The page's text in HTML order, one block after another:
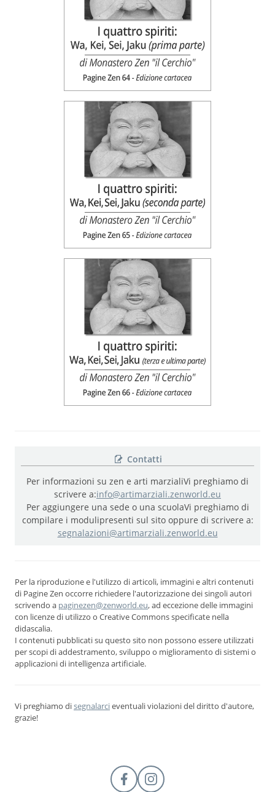
Contatti
Per informazioni su zen e arti marzialiVi preghiamo di
scrivere a:info@artimarziali.zenworld.eu
Per aggiungere una sede o una scuolaVi preghiamo di
compilare i modulipresenti sul sito oppure di scrivere a:
segnalazioni@artimarziali.zenworld.eu
Per la riproduzione e l'utilizzo di articoli, immagini e altri contenuti
di Pagine Zen occorre richiedere l'autorizzazione dei singoli autori
scrivendo a paginezen@zenworld.eu, ad eccezione delle immagini
con licenze di utilizzo o Creative Commons specificate nella
didascalia.
I contenuti pubblicati su questo sito non possono essere utilizzati
per scopi di addestramento, sviluppo o miglioramento di sistemi o
applicazioni di intelligenza artificiale.
Vi preghiamo disegnalarcieventuali violazioni del diritto d'autore,
grazie!